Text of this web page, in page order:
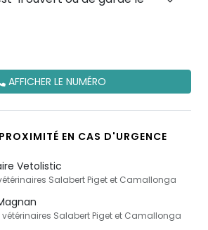
AFFICHER LE NUMÉRO
EN CAS D'URGENCE
Vetolistic
Salabert Piget et Camallonga
Salabert Piget et Camallonga